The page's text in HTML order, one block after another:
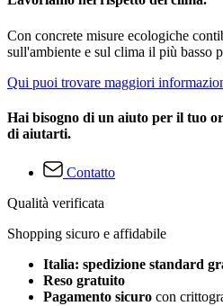
Con concrete misure ecologiche
sull'ambiente e sul clima il più basso
Qui puoi trovare maggiori
Hai bisogno di un aiuto per il tuo
di aiutarti.
Contatto
Qualità verificata
Shopping sicuro e affidabile
Italia: spedizione standard
Reso gratuito
Pagamento sicuro con